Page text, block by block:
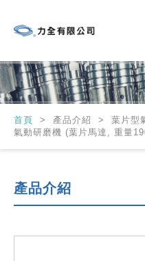
首頁 > 產品介紹 > 葉片型
氣動研磨機 (葉片馬達, 重量
產品介紹